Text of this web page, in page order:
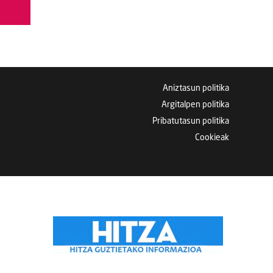
Aniztasun politika
Argitalpen politika
Pribatutasun politika
Cookieak